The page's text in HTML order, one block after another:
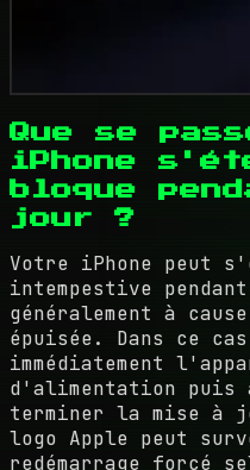
Que se
iPhone
bloque
jour ?
Votre iPhone peut
intempestive
généralement à
épuisée. Dans ce
immédiatement
d'alimentation puis
terminer la mise à
logo Apple peut
redémarrage forcé